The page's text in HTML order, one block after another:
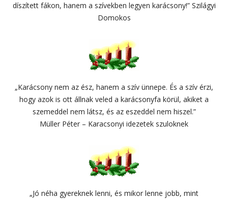
díszített fákon, hanem a szívekben legyen karácsony!” Szilágyi
Domokos
„Karácsony nem az ész, hanem a szív ünnepe. És a szív érzi,
hogy azok is ott állnak veled a karácsonyfa körül, akiket a
szemeddel nem látsz, és az eszeddel nem hiszel.”
Müller Péter – Karacsonyi idezetek szuloknek
„Jó néha gyereknek lenni, és mikor lenne jobb, mint